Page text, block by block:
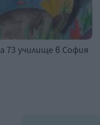
73 училище в София